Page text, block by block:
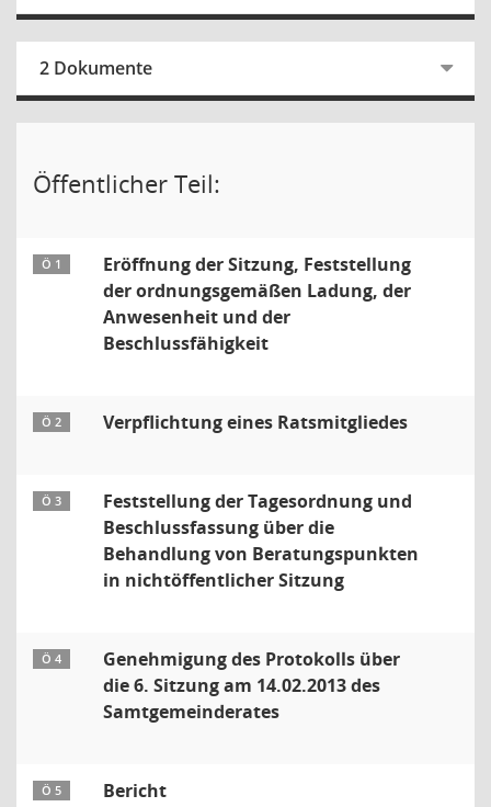
2 Dokumente
Öffentlicher Teil:
Ö 1
Eröffnung der Sitzung, Feststellung
der ordnungsgemäßen Ladung, der
Anwesenheit und der
Beschlussfähigkeit
Ö 2 Verpflichtung eines Ratsmitgliedes
Ö 3
Feststellung der Tagesordnung und
Beschlussfassung über die
Behandlung von Beratungspunkten
in nichtöffentlicher Sitzung
Ö 4
Genehmigung des Protokolls über
die 6. Sitzung am 14.02.2013 des
Samtgemeinderates
Ö 5 Bericht